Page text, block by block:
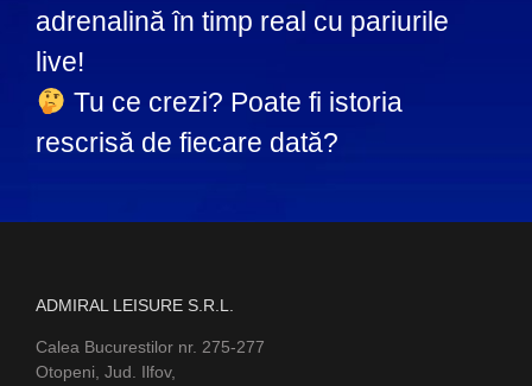
adrenalină în timp real cu pariurile
live!
Tu ce crezi? Poate fi istoria
rescrisă de fiecare dată?
ADMIRAL LEISURE S.R.L.
Calea Bucurestilor nr. 275-277
Otopeni, Jud. Ilfov,